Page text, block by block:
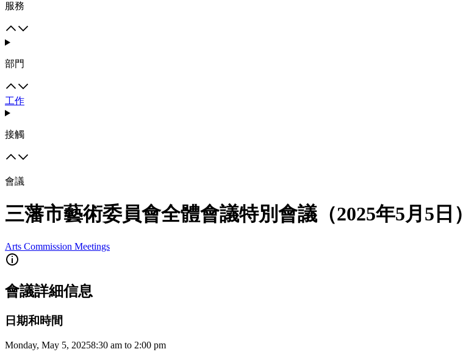
服務
部門
工作
接觸
會議
三藩市藝術委員會全體會議特別會議（2025年5月5日）
Arts Commission Meetings
會議詳細信息
日期和時間
Monday, May 5, 20258:30 am to 2:00 pm